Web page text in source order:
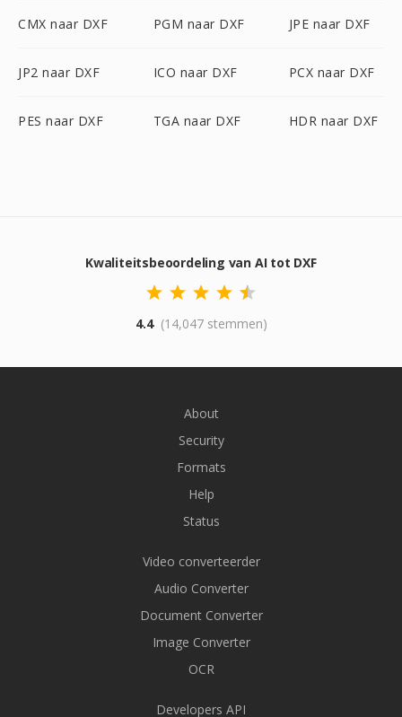
CMX naar DXF PGM naar DXF JPE naar DXF
JP2 naar DXF ICO naar DXF PCX naar DXF
PES naar DXF TGA naar DXF HDR naar DXF
Kwaliteitsbeoordeling van AI tot DXF
4.4 (14,047 stemmen)
About
Security
Formats
Help
Status
Video converteerder
Audio Converter
Document Converter
Image Converter
OCR
Developers API